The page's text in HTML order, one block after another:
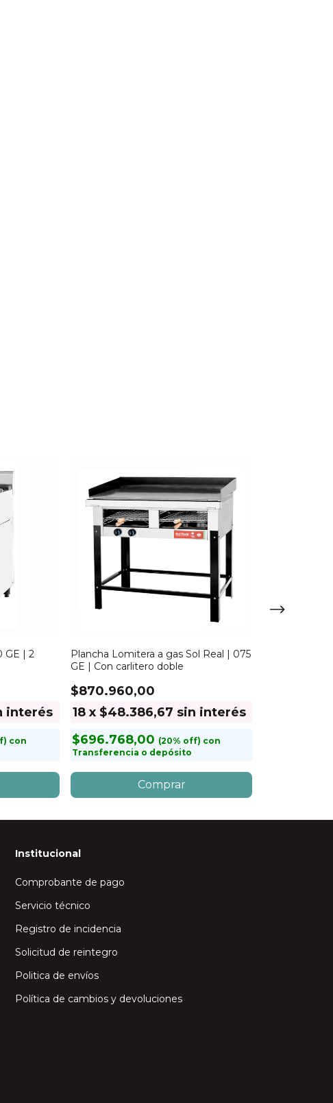
GE | 2
interés
con
Plancha Lomitera a gas Sol Real | 075
GE | Con carlitero doble
$870.960,00
18 x $48.386,67 sin interés
$696.768,00
con
Transferencia o depósito
Institucional
Comprobante de pago
Servicio técnico
Registro de incidencia
Solicitud de reintegro
Politica de envíos
Política de cambios y devoluciones